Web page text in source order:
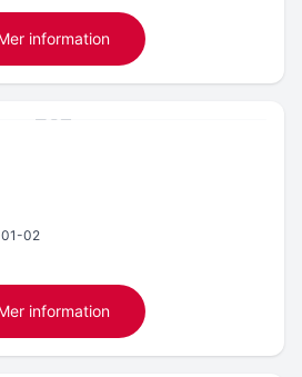
information
02
information